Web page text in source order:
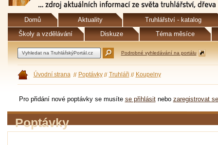
Domů Aktuality
Truhlářství - katalog
Školy a vzdělávání
Diskuze Téma měsíce
Podrobné vyhledávání na portálu
Úvodní strana Poptávky Truhláři Koupelny
Pro přidání nové poptávky se musíte se přihlásitnebo zaregistrovat se
Poptávky